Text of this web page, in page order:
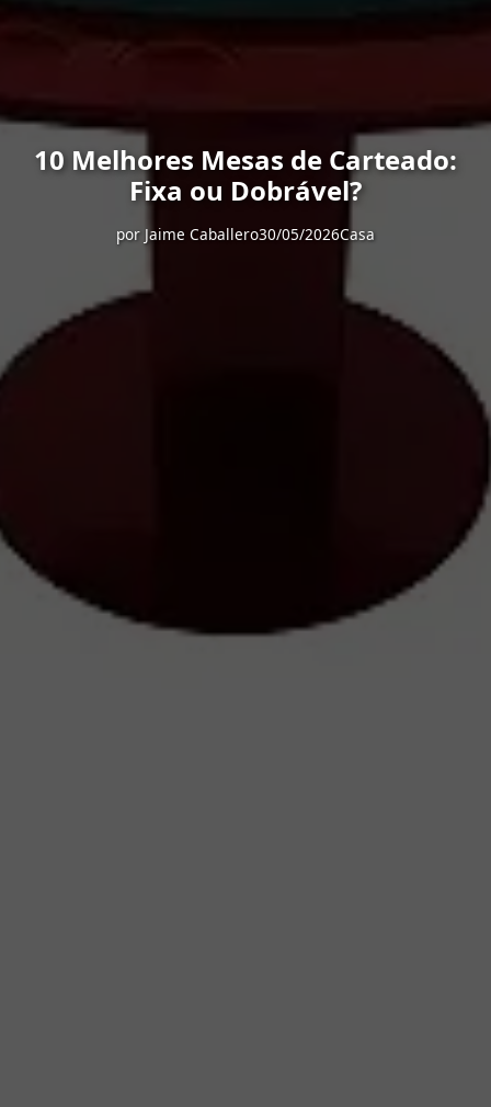
10 Melhores Mesas de Carteado:
Fixa ou Dobrável?
por Jaime Caballero30/05/2026Casa